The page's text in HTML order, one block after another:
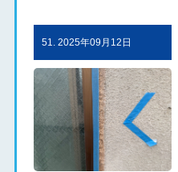
51. 2025年09月12日